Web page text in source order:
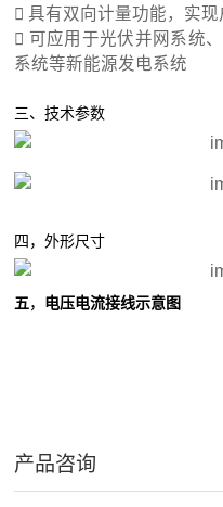
 具有双向计量功能，实
 可应用于光伏并网系统
系统等新能源发电系统
三、技术参数
四，外形尺寸
五， 电压电流接线示意图
产品咨询